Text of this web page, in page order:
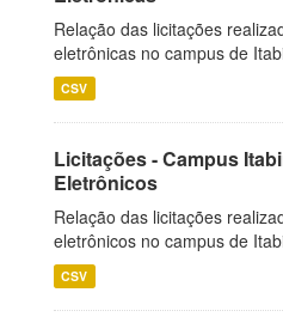
Relação das licitações
eletrônicas no campus de
CSV
Licitações - Campus
Eletrônicos
Relação das licitações
eletrônicos no campus de
CSV